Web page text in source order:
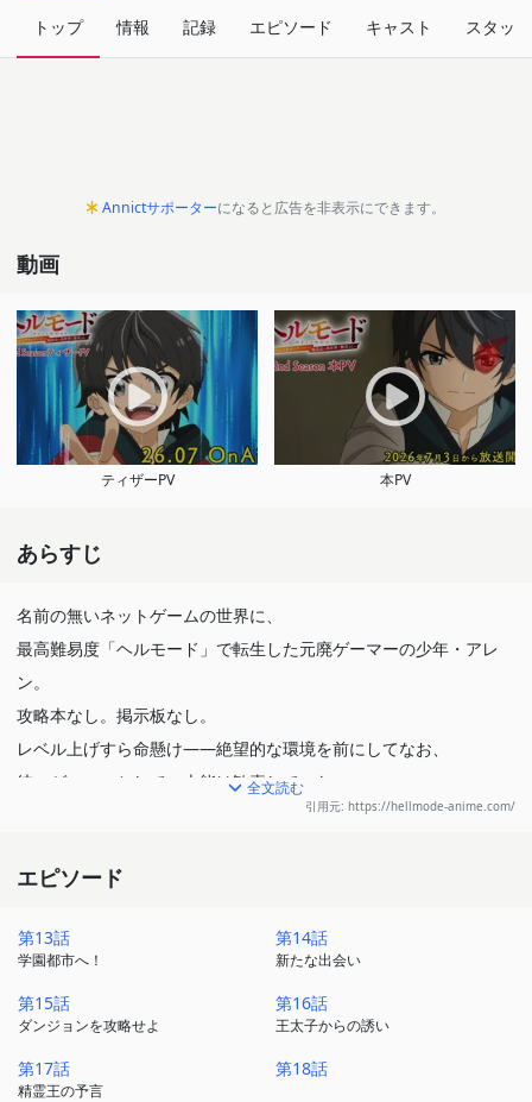
トップ 情報 記録 エピソード キャスト スタッフ
Annictサポーターになると広告を非表示にできます。
動画
ティザーPV 本PV
あらすじ
名前の無いネットゲームの世界に、
最高難易度「ヘルモード」で転生した元廃ゲーマーの少年・アレ
ン。
攻略本なし。掲示板なし。
レベル上げすら命懸け――絶望的な環境を前にしてなお、
彼のゲーマーとしての本能は歓喜していた。
や、転生前の知識を駆使して、数々の死線を突破してきたアレン
農奴の生まれでありながら貴族であるグランヴェル家の「客人」と
して迎えられることになる。
そして新たな舞台――ラターシュ王国学園都市へ。
学園で待っているのは新たな仲間や人類最強の勇者ヘルミオスとの
全文読む
引用元: https://hellmode-anime.com/
エピソード
第13話
学園都市へ！
第14話
新たな出会い
第15話
ダンジョンを攻略せよ
第16話
王太子からの誘い
第17話
精霊王の予言
第18話